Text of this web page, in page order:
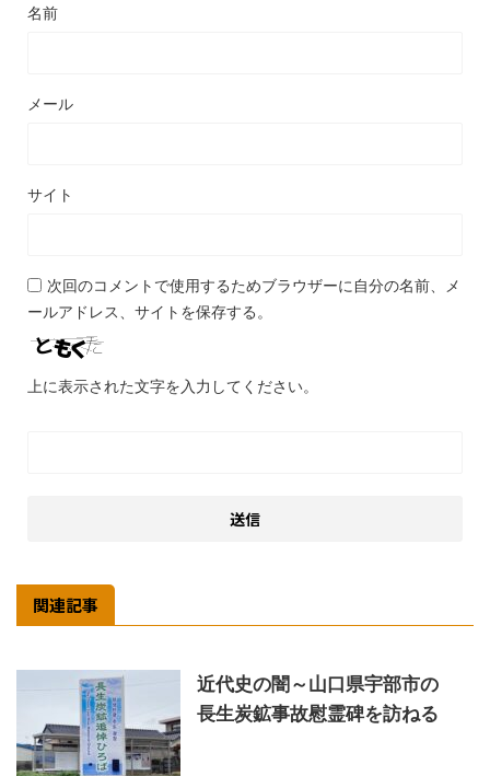
名前
メール
サイト
次回のコメントで使用するためブラウザーに自分の名前、メ
ールアドレス、サイトを保存する。
上に表示された文字を入力してください。
関連記事
近代史の闇～山口県宇部市の
長生炭鉱事故慰霊碑を訪ねる